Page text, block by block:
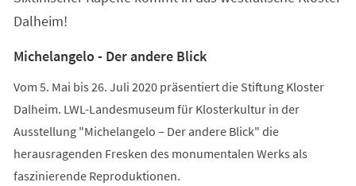
Dalheim!
Michelangelo - Der andere Blick
Vom 5. Mai bis 26. Juli 2020 präsentiert die Stiftung Kloster
Dalheim. LWL-Landesmuseum für Klosterkultur in der
Ausstellung "Michelangelo – Der andere Blick" die
herausragenden Fresken des monumentalen Werks als
faszinierende Reproduktionen.